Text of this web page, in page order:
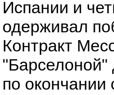
Испании и
одерживал
Контракт
"Барселоной"
по окончании